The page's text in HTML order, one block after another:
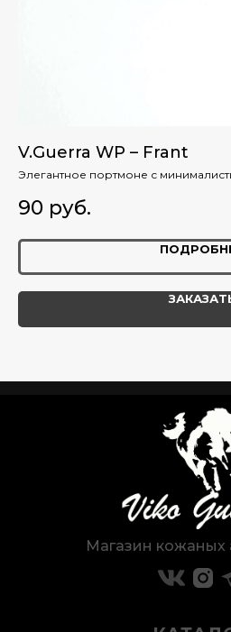
V.Guerra WP – Frant
Элегантное портмоне с
90 руб.
Магазин кожаных